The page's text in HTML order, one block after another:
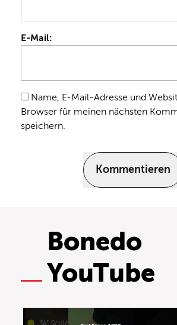
E-Mail:
Name, E-Mail-Adresse und
Browser für meinen nächsten
speichern.
Kommentieren
Bonedo
YouTube